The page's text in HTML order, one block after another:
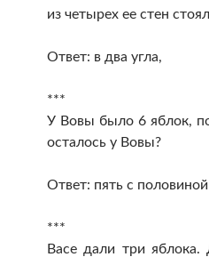
из четырех ее стен
Ответ: в два угла,
***
У Вовы было 6 яблок,
осталось у Вовы?
Ответ: пять с половиной
***
Васе дали три